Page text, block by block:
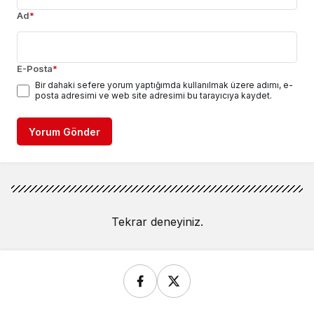
Ad*
E-Posta*
Bir dahaki sefere yorum yaptığımda kullanılmak üzere adımı, e-
posta adresimi ve web site adresimi bu tarayıcıya kaydet.
Yorum Gönder
Tekrar deneyiniz.